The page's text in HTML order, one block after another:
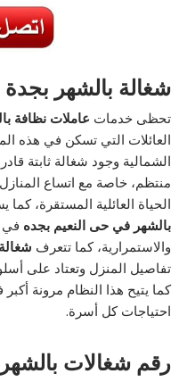
شغالة بالشهر بجدة
تحظى خدمات عاملات نظافة
العائلات التي تسكن في هذه
الشمالية وجود شغالة ثابتة
منتظم، خاصة مع اتساع
الحياة العائلية المستقرة،
بالشهر في حى النعيم بجده في
والاستمرارية، كما تتعرف
تفاصيل المنزل وتعتاد على
كما يتيح هذا النظام مرونة
احتياجات كل أسرة.
رقم شغالات